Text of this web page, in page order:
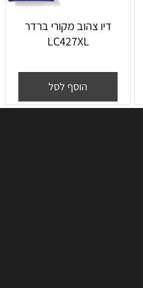
דיו צהוב מקורי ברדר
LC427XL
הוסף לסל